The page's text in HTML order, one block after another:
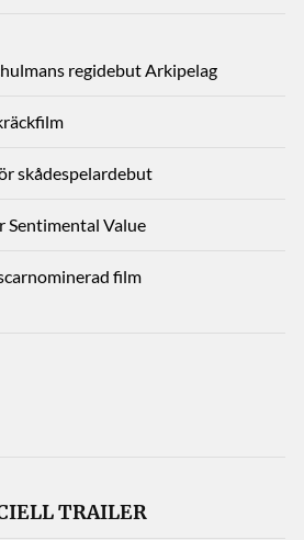
regidebut Arkipelag
skådespelardebut
Sentimental Value
film
TRAILER